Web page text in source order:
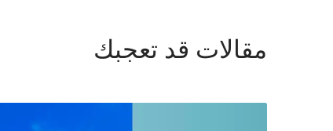
مقالات قد تعجبك